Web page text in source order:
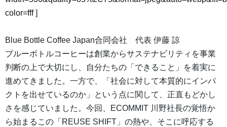
color=fff]
Blue Bottle Coffee Japan合同会社 代表 伊藤 諒
ブルーボトルコーヒーは創業からサステナビリティを事業
判断の上で大切にし、自分たちの「できること」を着実に
進めてきました。一方で、「社会に対して本質的にインパ
クトを出せているのか」という点に関して、正直もどかし
さを感じていました。今回、ECOMMIT 川野社長の覚悟か
ら始まるこの「REUSE SHIFT」の熱や、そこに呼応する